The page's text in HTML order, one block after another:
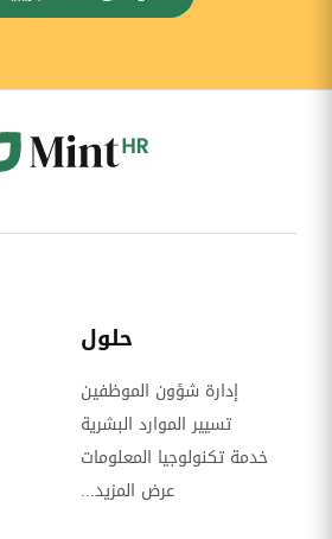
حلول
إدارة شؤون الموظفين
تسيير الموارد البشرية
خدمة تكنولوجيا المعلومات
عرض المزيد...